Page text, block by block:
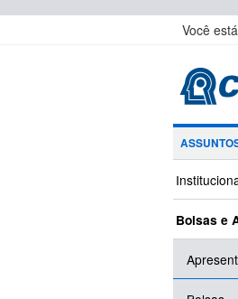
Você
Bolsas e